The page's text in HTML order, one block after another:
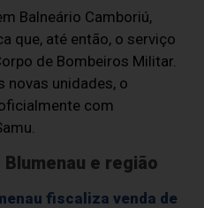
Balneário Camboriú,
que, até então, o serviço
de Bombeiros Militar.
novas unidades, o
com
e região
fiscaliza venda de